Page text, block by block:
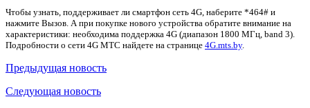
Чтобы узнать, поддерживает ли смартфон сеть 4G, наберите *464# и
нажмите Вызов. А при покупке нового устройства обратите внимание на
характеристики: необходима поддержка 4G (диапазон 1800 МГц, band 3).
Подробности о сети 4G МТС найдете на странице 4G.mts.by.
Предыдущая новость
Следующая новость